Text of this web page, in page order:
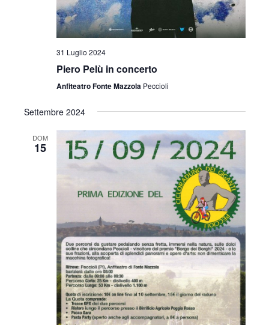
31 Luglio 2024
Piero Pelù in concerto
Anfiteatro Fonte Mazzola Peccioli
Settembre 2024
DOM
15